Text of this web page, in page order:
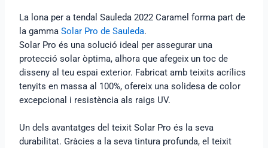
La lona per a tendal Sauleda 2022 Caramel forma part de
la gammaSolar Pro de Sauleda.
Solar Pro és una solució ideal per assegurar una
protecció solar òptima, alhora que afegeix un toc de
disseny al teu espai exterior. Fabricat amb teixits acrílics
tenyits en massa al 100%, ofereix una solidesa de color
excepcional i resistència als raigs UV.
Un dels avantatges del teixit Solar Pro és la seva
durabilitat. Gràcies a la seva tintura profunda, el teixit